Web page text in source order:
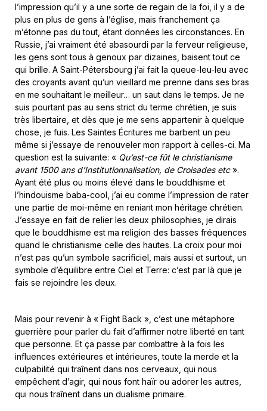
l’impression qu’il y a une sorte de regain de la foi, il y a de
plus en plus de gens à l’église, mais franchement ça
m’étonne pas du tout, étant données les circonstances. En
Russie, j’ai vraiment été abasourdi par la ferveur religieuse,
les gens sont tous à genoux par dizaines, baisent tout ce
qui brille. A Saint-Pétersbourg j’ai fait la queue-leu-leu avec
des croyants avant qu’un vieillard me prenne dans ses bras
en me souhaitant le meilleur… un saut dans le temps. Je ne
suis pourtant pas au sens strict du terme chrétien, je suis
très libertaire, et dès que je me sens appartenir à quelque
chose, je fuis. Les Saintes Écritures me barbent un peu
même si j’essaye de renouveler mon rapport à celles-ci. Ma
question est la suivante: « Qu’est-ce fût le christianisme
avant 1500 ans d’Institutionnalisation, de Croisades etc».
Ayant été plus ou moins élevé dans le bouddhisme et
l’hindouisme baba-cool, j’ai eu comme l’impression de rater
une partie de moi-même en reniant mon héritage chrétien.
J’essaye en fait de relier les deux philosophies, je dirais
que le bouddhisme est ma religion des basses fréquences
quand le christianisme celle des hautes. La croix pour moi
n’est pas qu’un symbole sacrificiel, mais aussi et surtout, un
symbole d’équilibre entre Ciel et Terre: c’est par là que je
fais se rejoindre les deux.
Mais pour revenir à « Fight Back », c’est une métaphore
guerrière pour parler du fait d’affirmer notre liberté en tant
que personne. Et ça passe par combattre à la fois les
influences extérieures et intérieures, toute la merde et la
culpabilité qui traînent dans nos cerveaux, qui nous
empêchent d’agir, qui nous font haïr ou adorer les autres,
qui nous traînent dans un dualisme primaire.